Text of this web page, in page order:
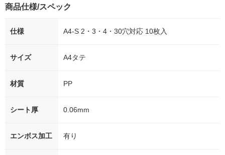
商品仕様/スペック
仕様 A4-S 2・3・4・30穴対応 10枚入
サイズ A4タテ
材質 PP
シート厚 0.06mm
エンボス加工 有り